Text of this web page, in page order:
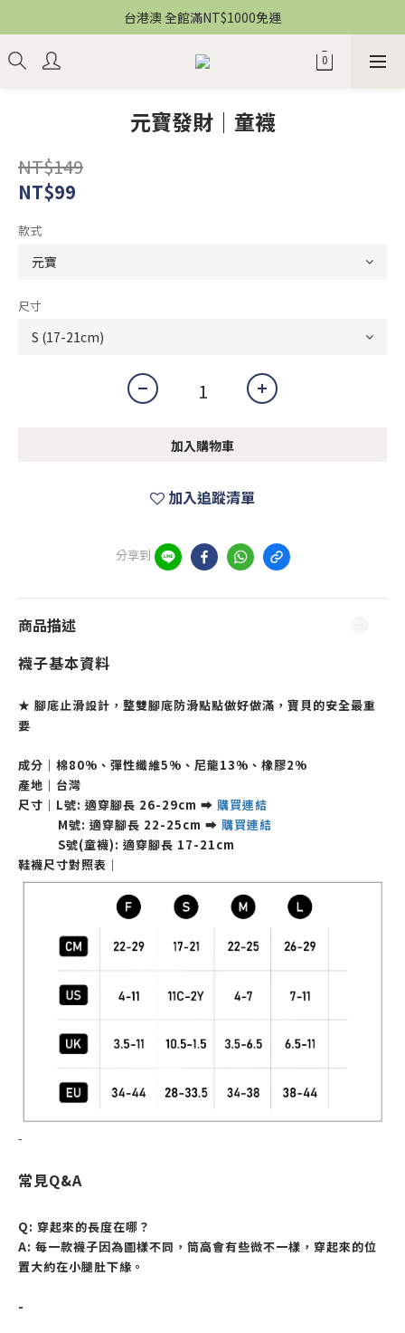
台港澳 全館滿NT$1000免運
元寶發財｜童襪
NT$149
NT$99
款式
尺寸
加入購物車
加入追蹤清單
分享到
商品描述
襪子基本資料
★ 腳底止滑設計，整雙腳底防滑點點做好做滿，寶貝的安全最重
要
成分｜棉80%、彈性纖維5%、尼龍13%、橡膠2%
產地｜台灣
尺寸｜L號: 適穿腳長 26-29cm ➡ 購買連結
M號: 適穿腳長 22-25cm ➡ 購買連結
S號(童襪): 適穿腳長 17-21cm
鞋襪尺寸對照表｜
-
常見Q&A
Q: 穿起來的長度在哪？
A: 每一款襪子因為圖樣不同，筒高會有些微不一樣， 穿起來的位
置大約在小腿肚下緣。
-